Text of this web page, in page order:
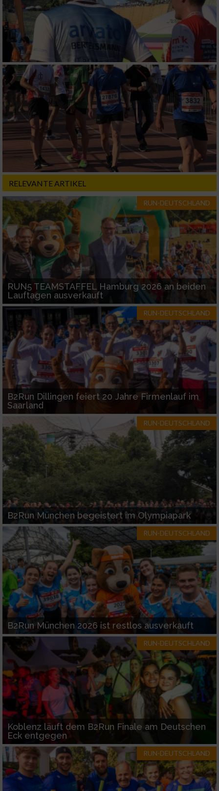
RELEVANTE ARTIKEL
RUN-DEUTSCHLAND
RUN5 TEAMSTAFFEL Hamburg 2026 an beiden
Lauftagen ausverkauft
RUN-DEUTSCHLAND
B2Run Dillingen feiert 20 Jahre Firmenlauf im
Saarland
RUN-DEUTSCHLAND
B2Run München begeistert im Olympiapark
RUN-DEUTSCHLAND
B2Run München 2026 ist restlos ausverkauft
RUN-DEUTSCHLAND
Koblenz läuft dem B2Run Finale am Deutschen
Eck entgegen
RUN-DEUTSCHLAND